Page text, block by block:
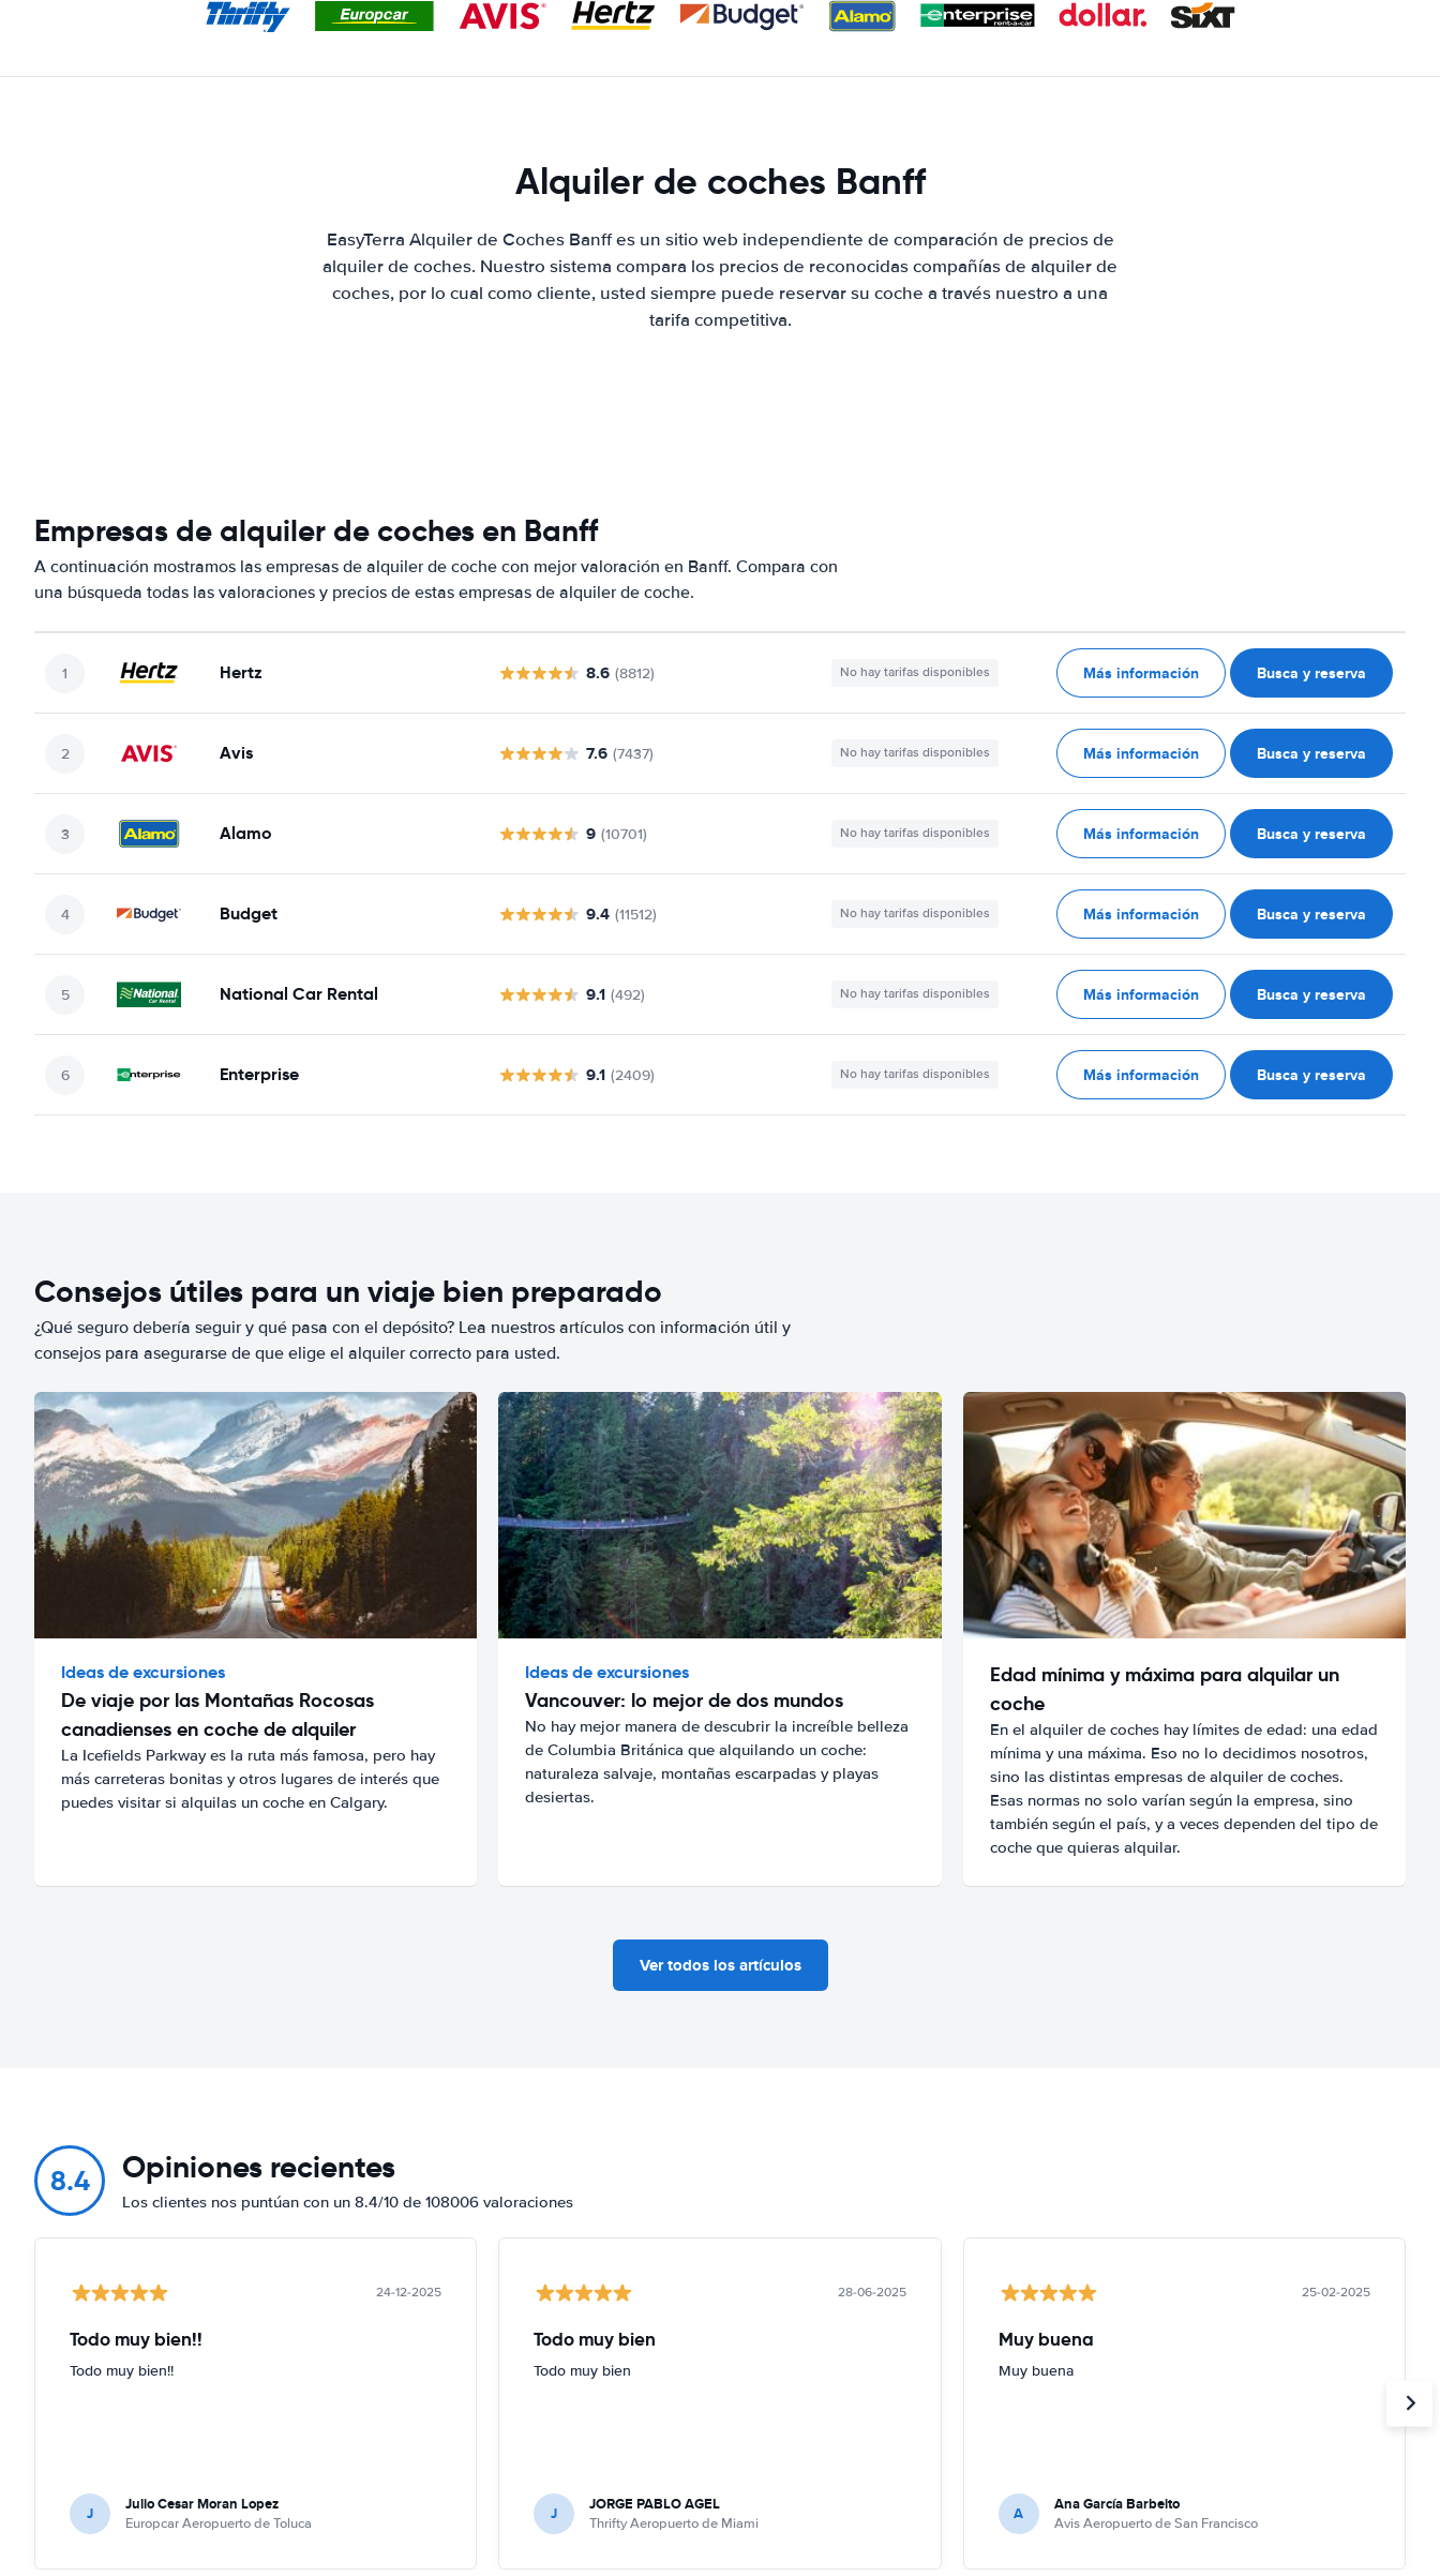
Alquiler de coches Banff
EasyTerra Alquiler de Coches Banff es un sitio web independiente de comparación de precios de
alquiler de coches. Nuestro sistema compara los precios de reconocidas compañías de alquiler de
coches, por lo cual como cliente, usted siempre puede reservar su coche a través nuestro a una
tarifa competitiva.
Empresas de alquiler de coches en Banff
A continuación mostramos las empresas de alquiler de coche con mejor valoración en Banff. Compara con
una búsqueda todas las valoraciones y precios de estas empresas de alquiler de coche.
Hertz 8.6 (8812) No hay tarifas disponibles Más información Busca y reserva
Avis 7.6 (7437) No hay tarifas disponibles Más información Busca y reserva
Alamo 9 (10701) No hay tarifas disponibles Más información Busca y reserva
Budget 9.4 (11512) No hay tarifas disponibles Más información Busca y reserva
National Car Rental 9.1 (492) No hay tarifas disponibles Más información Busca y reserva
Enterprise 9.1 (2409) No hay tarifas disponibles Más información Busca y reserva
Consejos útiles para un viaje bien preparado
¿Qué seguro debería seguir y qué pasa con el depósito? Lea nuestros artículos con información útil y
consejos para asegurarse de que elige el alquiler correcto para usted.
Ideas de excursiones
De viaje por las Montañas Rocosas
canadienses en coche de alquiler
La Icefields Parkway es la ruta más famosa, pero hay
más carreteras bonitas y otros lugares de interés que
puedes visitar si alquilas un coche en Calgary.
Ideas de excursiones
Vancouver: lo mejor de dos mundos
No hay mejor manera de descubrir la increíble belleza
de Columbia Británica que alquilando un coche:
naturaleza salvaje, montañas escarpadas y playas
desiertas.
Edad mínima y máxima para alquilar un
coche
En el alquiler de coches hay límites de edad: una edad
mínima y una máxima. Eso no lo decidimos nosotros,
sino las distintas empresas de alquiler de coches.
Esas normas no solo varían según la empresa, sino
también según el país, y a veces dependen del tipo de
coche que quieras alquilar.
Ver todos los artículos
8.4 Opiniones recientes
Los clientes nos puntúan con un 8.4/10 de 108006 valoraciones
24-12-2025
Todo muy bien!!
Todo muy bien!!
J Julio Cesar Moran Lopez
Europcar Aeropuerto de Toluca
28-06-2025
Todo muy bien
Todo muy bien
J JORGE PABLO AGEL
Thrifty Aeropuerto de Miami
25-02-2025
Muy buena
Muy buena
A Ana García Barbeito
Avis Aeropuerto de San Francisco